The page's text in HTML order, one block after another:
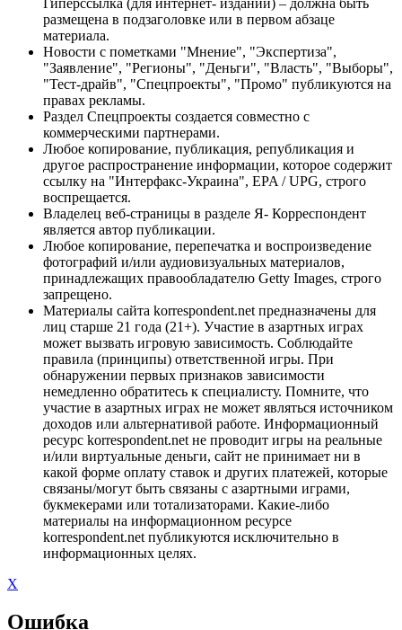
Гиперссылка (для интернет- изданий) – должна быть
размещена в подзаголовке или в первом абзаце
материала.
Новости с пометками "Мнение", "Экспертиза",
"Заявление", "Регионы", "Деньги", "Власть", "Выборы",
"Тест-драйв", "Спецпроекты", "Промо" публикуются на
правах рекламы.
Раздел Спецпроекты создается совместно с
коммерческими партнерами.
Любое копирование, публикация, републикация и
другое распространение информации, которое содержит
ссылку на "Интерфакс-Украина", EPA / UPG, строго
воспрещается.
Владелец веб-страницы в разделе Я- Корреспондент
является автор публикации.
Любое копирование, перепечатка и воспроизведение
фотографий и/или аудиовизуальных материалов,
принадлежащих правообладателю Getty Images, строго
запрещено.
Материалы сайта korrespondent.net предназначены для
лиц старше 21 года (21+). Участие в азартных играх
может вызвать игровую зависимость. Соблюдайте
правила (принципы) ответственной игры. При
обнаружении первых признаков зависимости
немедленно обратитесь к специалисту. Помните, что
участие в азартных играх не может являться источником
доходов или альтернативой работе. Информационный
ресурс korrespondent.net не проводит игры на реальные
и/или виртуальные деньги, сайт не принимает ни в
какой форме оплату ставок и других платежей, которые
связаны/могут быть связаны с азартными играми,
букмекерами или тотализаторами. Какие-либо
материалы на информационном ресурсе
korrespondent.net публикуются исключительно в
информационных целях.
X
Ошибка